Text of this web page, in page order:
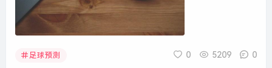
足球预测 0 5209 0